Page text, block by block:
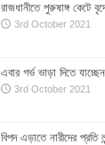
রাজধানীতে পুরুষাঙ্গ কেটে
3rd October 2021
এবার গর্ভ ভাড়া দিতে
3rd October 2021
বিপদ এড়াতে নারীদের প্রতি